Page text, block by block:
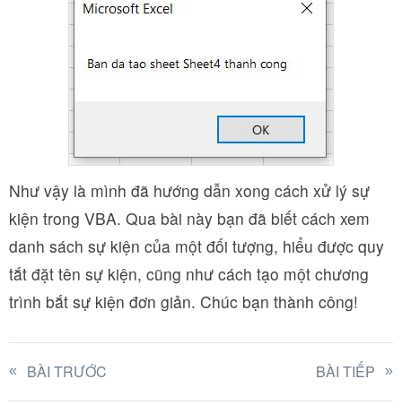
Như vậy là mình đã hướng dẫn xong cách xử lý sự
kiện trong VBA. Qua bài này bạn đã biết cách xem
danh sách sự kiện của một đối tượng, hiểu được quy
tắt đặt tên sự kiện, cũng như cách tạo một chương
trình bắt sự kiện đơn giản. Chúc bạn thành công!
BÀI TRƯỚC BÀI TIẾP